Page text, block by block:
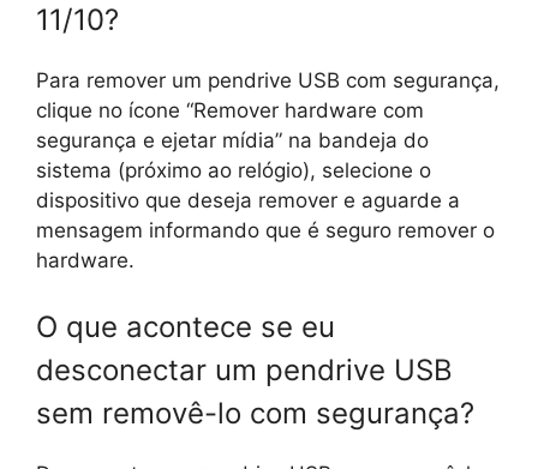
11/10?
Para remover um pendrive USB com segurança,
clique no ícone “Remover hardware com
segurança e ejetar mídia” na bandeja do
sistema (próximo ao relógio), selecione o
dispositivo que deseja remover e aguarde a
mensagem informando que é seguro remover o
hardware.
O que acontece se eu
desconectar um pendrive USB
sem removê-lo com segurança?